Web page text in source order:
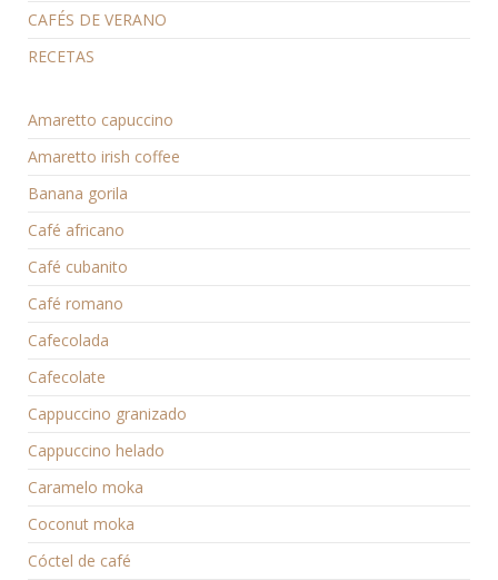
CAFÉS DE VERANO
RECETAS
Amaretto capuccino
Amaretto irish coffee
Banana gorila
Café africano
Café cubanito
Café romano
Cafecolada
Cafecolate
Cappuccino granizado
Cappuccino helado
Caramelo moka
Coconut moka
Cóctel de café